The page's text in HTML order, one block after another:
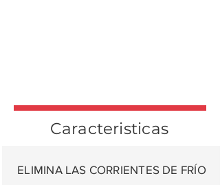
Caracteristicas
ELIMINA LAS CORRIENTES DE FRÍO